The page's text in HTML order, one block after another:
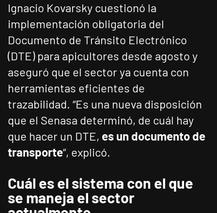
Ignacio Kovarsky cuestionó la
implementación obligatoria del
Documento de Tránsito Electrónico
(DTE) para apicultores desde agosto y
aseguró que el sector ya cuenta con
herramientas eficientes de
trazabilidad. “Es una nueva disposición
que el Senasa determinó, de cuál hay
que hacer un DTE, es un documento de
transporte”, explicó.
Cuál es el sistema con el que
se maneja el sector